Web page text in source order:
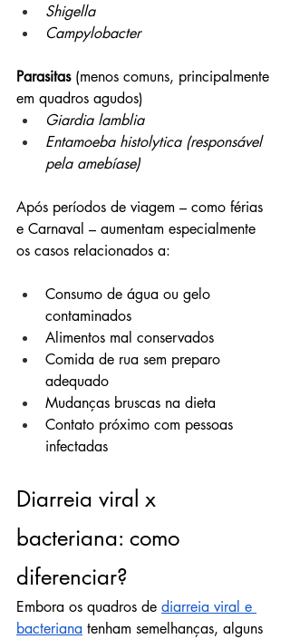
Shigella
Campylobacter
Parasitas (menos comuns, principalmente
em quadros agudos)
Giardia lamblia
Entamoeba histolytica (responsável
pela amebíase)
Após períodos de viagem – como férias
e Carnaval – aumentam especialmente
os casos relacionados a:
Consumo de água ou gelo
contaminados
Alimentos mal conservados
Comida de rua sem preparo
adequado
Mudanças bruscas na dieta
Contato próximo com pessoas
infectadas
Diarreia viral x
bacteriana: como
diferenciar?
Embora os quadros de diarreia viral e
bacteriana tenham semelhanças, alguns